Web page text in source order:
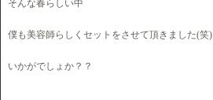
そんな春らしい中
僕も美容師らしくセットをさせて頂きました(笑)
いかがでしょか？？